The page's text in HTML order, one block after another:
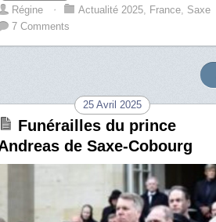
Régine ⋅ Actualité 2025, France, Saxe
7 Comments
25 Avril 2025
Funérailles du prince
de Saxe-Cobourg